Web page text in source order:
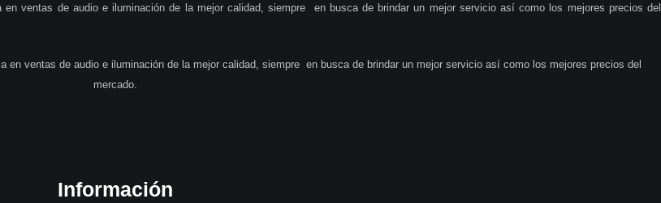
ventas de audio e iluminación de la mejor calidad, siempre en busca de brindar un mejor servicio así como los mejores precios del
ventas de audio e iluminación de la mejor calidad, siempre en busca de brindar un mejor servicio así como los mejores precios del
mercado.
Información